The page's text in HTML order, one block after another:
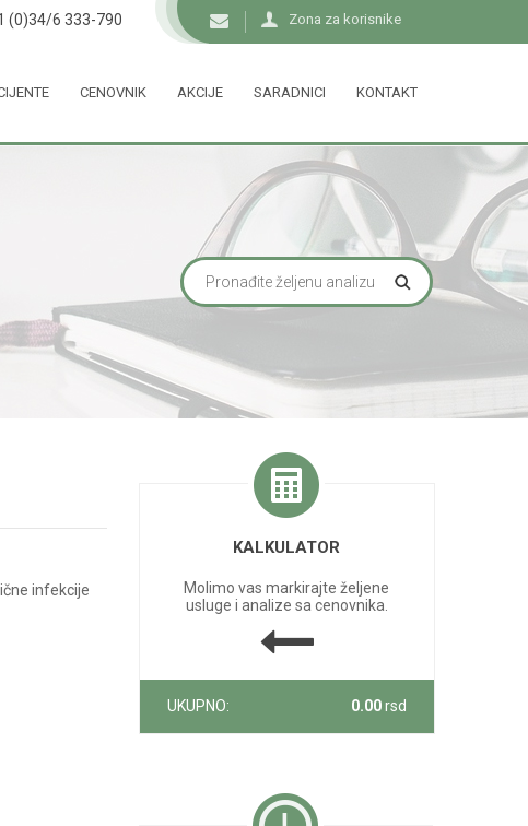
Zona za korisnike
(0)34/6 333-790
CENOVNIK AKCIJE SARADNICI KONTAKT
infekcije
KALKULATOR
Molimo vas markirajte željene
usluge i analize sa cenovnika.
UKUPNO: 0.00rsd